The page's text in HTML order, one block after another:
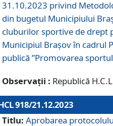
31.10.2023 privind
din bugetul Municipiului
cluburilor sportive de drept
Municipiul Brașov în cadrul
publică ”Promovarea
Observații : Republică
918/21.12.2023
Titlu: Aprobarea